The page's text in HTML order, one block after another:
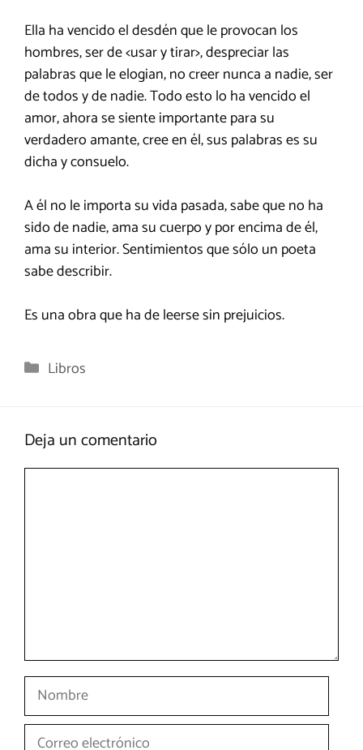
Ella ha vencido el desdén que le provocan los
hombres, ser de <usar y tirar>, despreciar las
palabras que le elogian, no creer nunca a nadie, ser
de todos y de nadie. Todo esto lo ha vencido el
amor, ahora se siente importante para su
verdadero amante, cree en él, sus palabras es su
dicha y consuelo.
A él no le importa su vida pasada, sabe que no ha
sido de nadie, ama su cuerpo y por encima de él,
ama su interior. Sentimientos que sólo un poeta
sabe describir.
Es una obra que ha de leerse sin prejuicios.
Categorías
Libros
Deja un comentario
Nombre
Correo